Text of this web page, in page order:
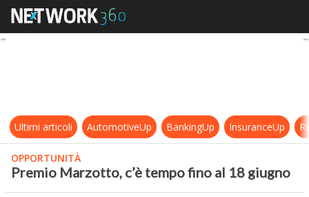
Premio Marzotto, c’è tempo fino
Ultimi articoli AutomotiveUp BankingUp InsuranceUp
OPPORTUNITÀ
Premio Marzotto, c’è tempo fino al 18 giugno